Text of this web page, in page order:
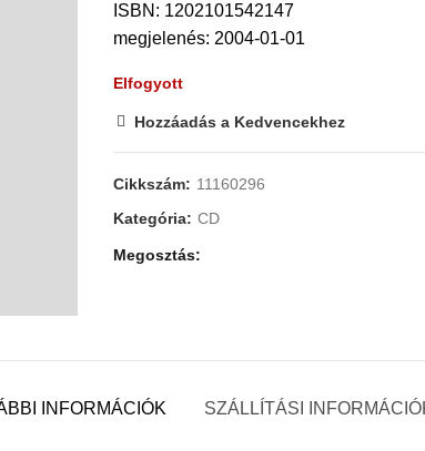
ISBN: 1202101542147
megjelenés: 2004-01-01
Elfogyott
Hozzáadás a Kedvencekhez
Cikkszám: 11160296
Kategória: CD
Megosztás
INFORMÁCIÓK SZÁLLÍTÁSI